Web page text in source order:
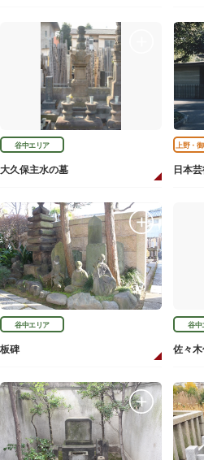
谷中エリア
大久保主水の墓
上野・
日本
谷中エリア
板碑
谷中
佐々